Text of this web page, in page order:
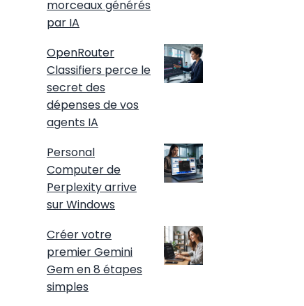
morceaux générés
par IA
OpenRouter
Classifiers perce le
secret des
dépenses de vos
agents IA
Personal
Computer de
Perplexity arrive
sur Windows
Créer votre
premier Gemini
Gem en 8 étapes
simples